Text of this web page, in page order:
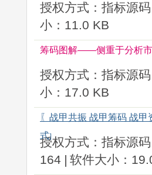
授权方式：指标源码
小：11.0 KB
筹码图解——侧重于分析
授权方式：指标源码
小：17.0 KB
〖战甲共振 战甲筹码 战
式]
授权方式：指标源码
164 | 软件大小：